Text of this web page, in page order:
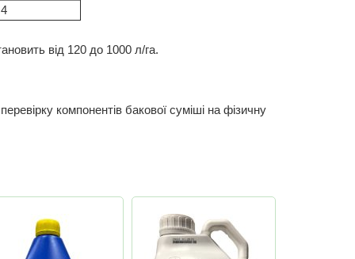
4
від 120 до 1000 л/га.
компонентів бакової суміші на фізичну